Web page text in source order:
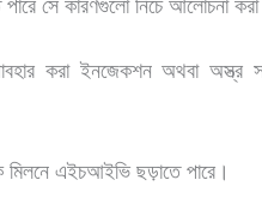
করা ইনজেকশন অথবা অস্ত্র
মিলনে এইচআইভি ছড়াতে পারে।